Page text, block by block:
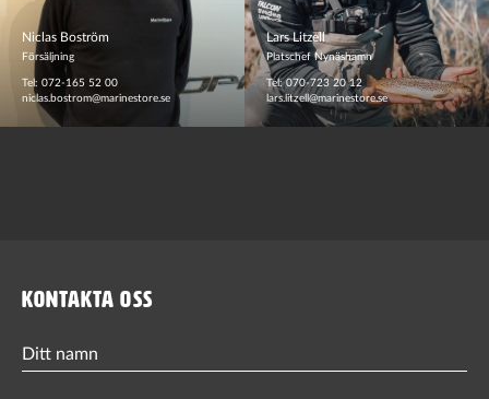
Niclas Boström
Försäljning
Tel: 072-165 52 00
niclas.bostrom@marinestore.se
Lars Litzell
Platschef Nynäshamn
Tel: 070-723 20 12
lars.litzell@marinestore.se
KONTAKTA OSS
Ditt
namn